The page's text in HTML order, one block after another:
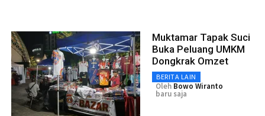
Muktamar Tapak Suci
Buka Peluang UMKM
Dongkrak Omzet
BERITA LAIN
Oleh Bowo Wiranto
baru saja